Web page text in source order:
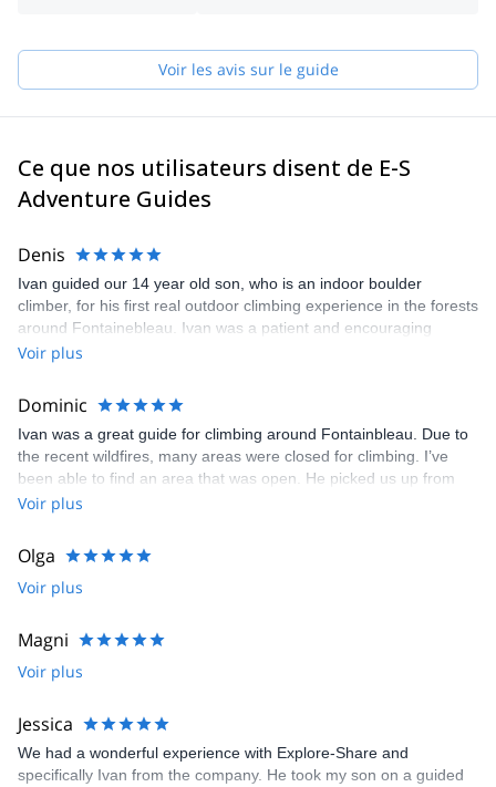
toutes les questions que vous vous posez afin de vous assurer
que vous recevez le meilleur service de guide possible.
Voir les avis sur le guide
Ce que nos utilisateurs disent de E-S
Adventure Guides
Denis
Ivan guided our 14 year old son, who is an indoor boulder
climber, for his first real outdoor climbing experience in the forests
around Fontainebleau. Ivan was a patient and encouraging
teacher with our son, stressing how he could be more efficient in
beautiful sandstone boulders. We honestly could not have asked
for a better guide and experience. I know those days will be a
wonderful lifelong memory for all of us. Highly recommended.
Voir plus
Dominic
Ivan was a great guide for climbing around Fontainbleau. Due to
the recent wildfires, many areas were closed for climbing. I’ve
been able to find an area that was open. He picked us up from
the train stop as we were visiting from USA and drove us to the
of the French grading system was very helpful and informative he
provided great beta for outdoor bouldering as my kids and I
mostly boulder indoor. Very good English.
Voir plus
Olga
Voir plus
Magni
Voir plus
Jessica
We had a wonderful experience with Explore-Share and
specifically Ivan from the company. He took my son on a guided